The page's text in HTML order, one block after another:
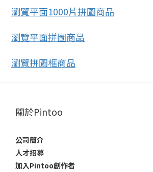
瀏覽平面1000片拼圖商品
瀏覽平面拼圖商品
瀏覽拼圖框商品
關於Pintoo
公司簡介
人才招募
加入Pintoo創作者